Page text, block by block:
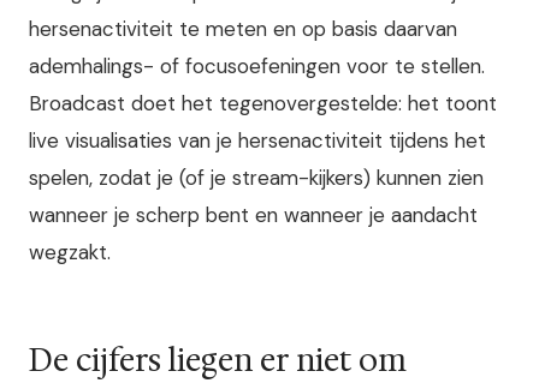
hersenactiviteit te meten en op basis daarvan
ademhalings- of focusoefeningen voor te stellen.
Broadcast doet het tegenovergestelde: het toont
live visualisaties van je hersenactiviteit tijdens het
spelen, zodat je (of je stream-kijkers) kunnen zien
wanneer je scherp bent en wanneer je aandacht
wegzakt.
De cijfers liegen er niet om